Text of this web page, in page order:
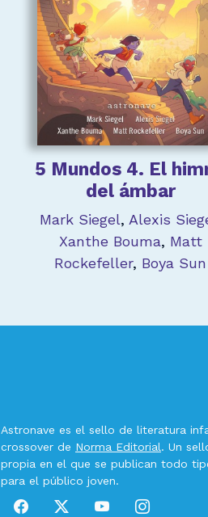
5 Mundos 4. El
del ámbar
Mark Siegel, Alexis
Xanthe Bouma, Matt
Rockefeller, Boya Sun
Astronave es el sello de literatura
crossover de Norma Editorial. Un
propia en el que se publican todo
para el público joven.